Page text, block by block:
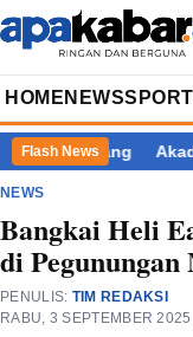
HOME NEWSSPORT
Flash News
Pemalang
NEWS
Bangkai Heli
di
PENULIS: TIM REDAKSI
RABU, 3 SEPTEMBER